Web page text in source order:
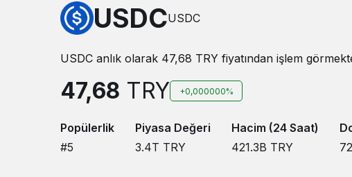
USDCUSDC
USDC anlık olarak 47,68 TRY fiyatından işlem
47,68 TRY +0,000000%
Popülerlik
#5
Piyasa Değeri
3.4T TRY
Hacim (24 Saat)
421.3B TRY